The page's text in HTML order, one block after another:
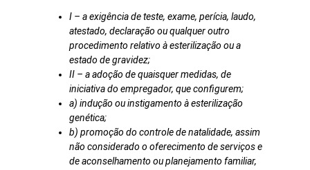
I – a exigência de teste, exame, perícia, laudo,
atestado, declaração ou qualquer outro
procedimento relativo à esterilização ou a
estado de gravidez;
II – a adoção de quaisquer medidas, de
iniciativa do empregador, que configurem;
a) indução ou instigamento à esterilização
genética;
b) promoção do controle de natalidade, assim
não considerado o oferecimento de serviços e
de aconselhamento ou planejamento familiar,